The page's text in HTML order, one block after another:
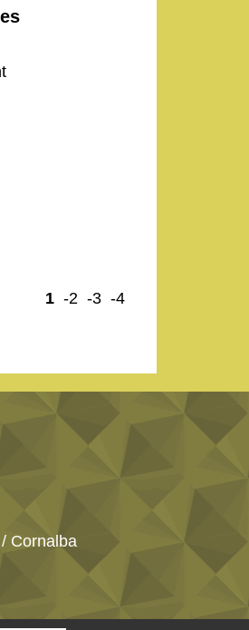
1 -2 -3 -4
Cornalba